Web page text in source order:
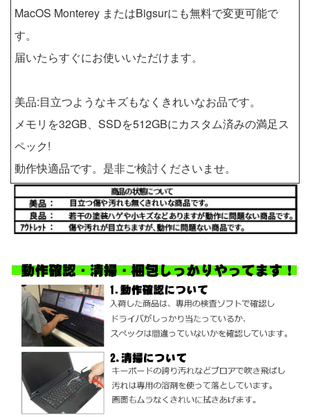
MacOS Monterey またはBigsurにも無料で変更可能で
す。
届いたらすぐにお使いいただけます。
美品:目立つようなキズもなくきれいなお品です。
メモリを32GB、SSDを512GBにカスタム済みの満足ス
ペック!
動作快適品です。是非ご検討くださいませ。